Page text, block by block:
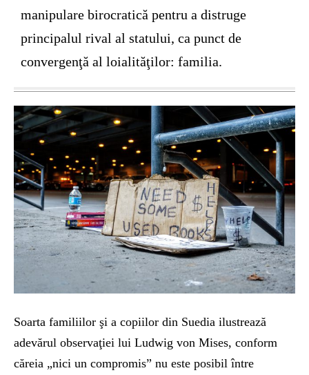
manipulare birocratică pentru a distruge
principalul rival al statului, ca punct de
convergenţă al loialităţilor: familia.
Soarta familiilor şi a copiilor din Suedia ilustrează
adevărul observaţiei lui Ludwig von Mises, conform
căreia „nici un compromis” nu este posibil între